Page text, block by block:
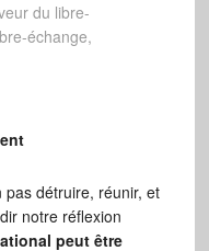
du libre-
échange,
pas détruire, réunir, et
notre réflexion
peut être